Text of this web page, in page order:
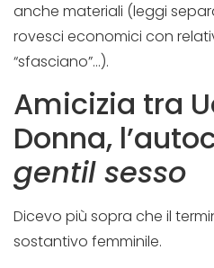
anche materiali (leggi
rovesci economici con
“sfasciano”…).
Amicizia tra
Donna,
gentil sesso
Dicevo più sopra che il
sostantivo femminile.